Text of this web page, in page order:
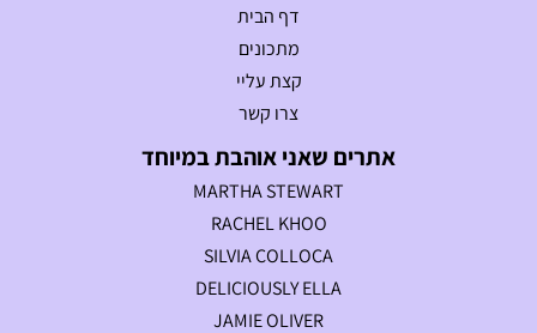
דף הבית
מתכונים
קצת עליי
צרו קשר
אתרים שאני אוהבת במיוחד
MARTHA STEWART
RACHEL KHOO
SILVIA COLLOCA
DELICIOUSLY ELLA
JAMIE OLIVER